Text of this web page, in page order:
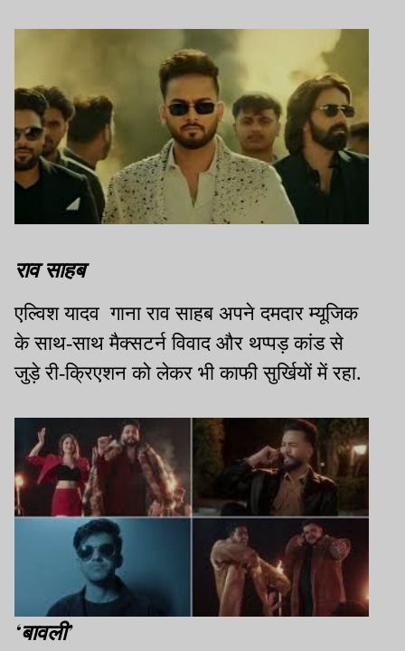
राव साहब
एल्विश यादव गाना राव साहब अपने दमदार म्यूजिक
के साथ-साथ मैक्सटर्न विवाद और थप्पड़ कांड से
जुड़े री-क्रिएशन को लेकर भी काफी सुर्खियों में रहा.
‘बावली’